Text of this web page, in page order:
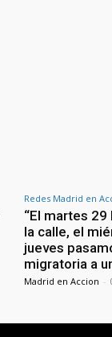
Redes Madrid en
“El martes
la calle, el
jueves
migratoria a
Madrid en Accion -